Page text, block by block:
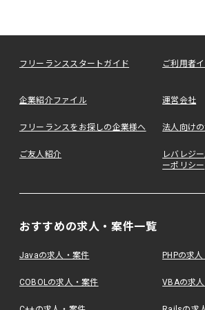
フリーランススタートガイド ご利用者
企業紹介ファイル 運営会社
フリーランスをお探しの企業様へ 法人向け
ご友人紹介
レバレジ
ーポリシー
おすすめの求人・案件一覧
Javaの求人・案件 PHPの求
COBOLの求人・案件 VBAの求